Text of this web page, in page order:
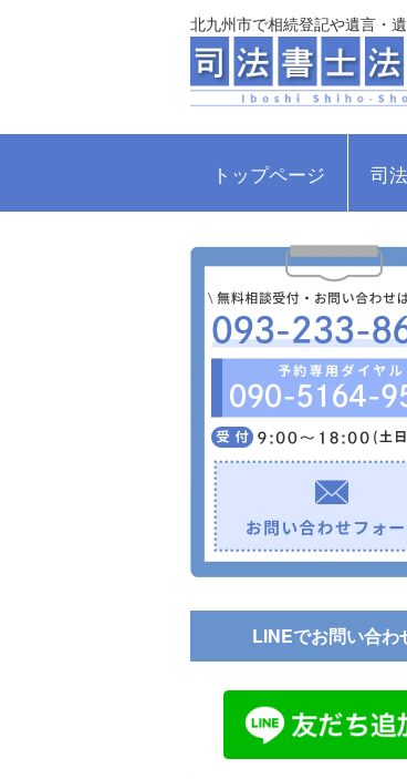
北九州市で相続登記や遺言・
トップページ 司
LINEでお問い合わ